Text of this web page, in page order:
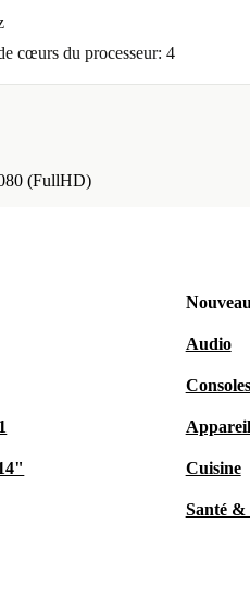
cœurs du processeur: 4
(FullHD)
Audio
Consoles
Cuisine
Santé &